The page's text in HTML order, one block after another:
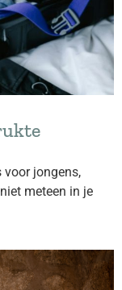
voor jongens,
meteen in je